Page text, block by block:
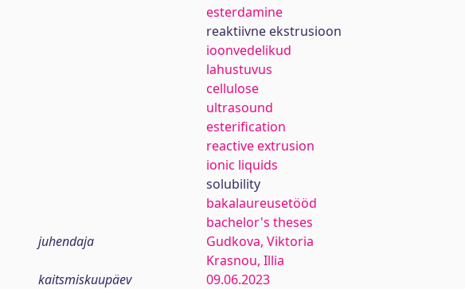
esterdamine
reaktiivne ekstrusioon
ioonvedelikud
lahustuvus
cellulose
ultrasound
esterification
reactive extrusion
ionic liquids
solubility
bakalaureusetööd
bachelor's theses
juhendaja
Gudkova, Viktoria
Krasnou, Illia
kaitsmiskuupäev
09.06.2023